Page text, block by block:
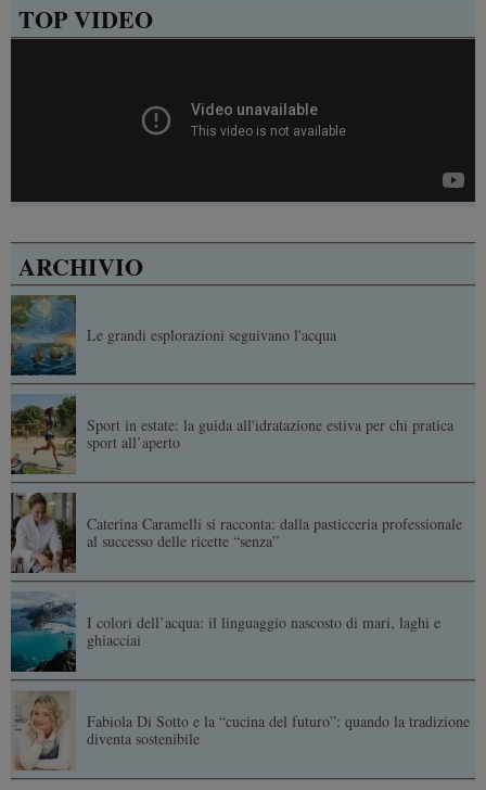
TOP VIDEO
ARCHIVIO
Le grandi esplorazioni seguivano l'acqua
Sport in estate: la guida all'idratazione estiva per chi pratica
sport all’aperto
Caterina Caramelli si racconta: dalla pasticceria professionale
al successo delle ricette “senza”
I colori dell’acqua: il linguaggio nascosto di mari, laghi e
ghiacciai
Fabiola Di Sotto e la “cucina del futuro”: quando la tradizione
diventa sostenibile